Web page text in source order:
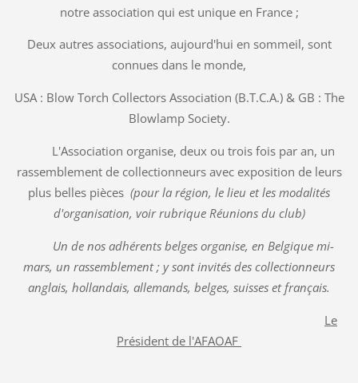
notre association qui est unique en France ;
Deux autres associations, aujourd'hui en sommeil, sont
connues dans le monde,
USA : Blow Torch Collectors Association (B.T.C.A.) & GB : The
Blowlamp Society.
L'Association organise, deux ou trois fois par an, un
rassemblement de collectionneurs avec exposition de leurs
plus belles pièces (pour la région, le lieu et les modalités
d'organisation, voir rubrique Réunions du club)
Un de nos adhérents belges organise, en Belgique mi-
mars, un rassemblement ; y sont invités des collectionneurs
anglais, hollandais, allemands, belges, suisses et français.
Le
Président de l'AFAOAF